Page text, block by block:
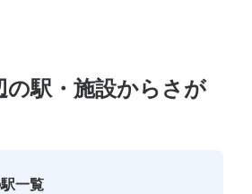
の駅・施設からさが
一覧